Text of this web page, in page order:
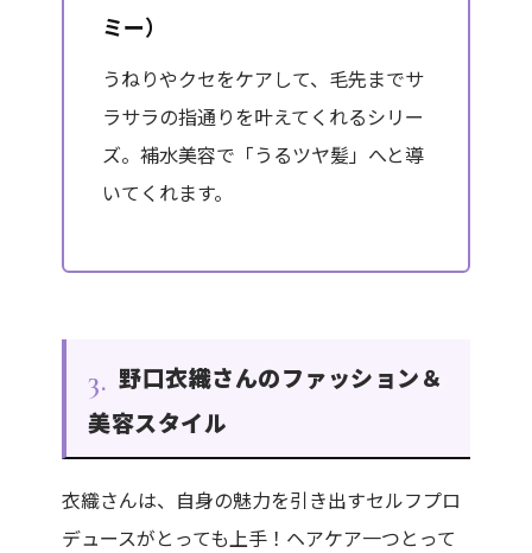
ミー）
うねりやクセをケアして、毛先までサ
ラサラの指通りを叶えてくれるシリー
ズ。補水美容で「うるツヤ髪」へと導
いてくれます。
3. 野口衣織さんのファッション＆
美容スタイル
衣織さんは、自身の魅力を引き出すセルフプロ
デュースがとっても上手！ヘアケア一つとって